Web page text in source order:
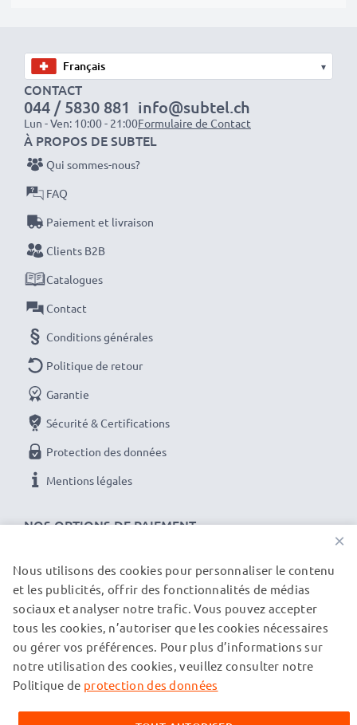
secondaires, de secours, de rechange, de réserve ou
supplémentaires pour les professionnels et les
amateurs.
Optez pour CELLONIC et ne faites aucun compromis
sur la qualité. Passez votre commande dès maintenant
!
▾
CONTACT
044 / 5830 881
Lun - Ven: 10:00 - 21:00
info@subtel.ch
Formulaire de Contact
NOS OPTIONS DE PAIEMENT
À PROPOS DE SUBTEL
Qui sommes-nous?
FAQ
Paiement et livraison
Clients B2B
Catalogues
Contact
Conditions générales
Politique de retour
Garantie
Sécurité & Certifications
Protection des données
Mentions légales
NOS PARTENAIRES DE LIVRAISON
© subtel.ch 2026
Tous les prix incluent la TVA et excluent les frais de port.
Veuillez noter que toutes les marques citées sont des
mentionnées sur nos pages web uniquement pour fournir des
×
Nous utilisons des cookies pour personnaliser le contenu
et les publicités, offrir des fonctionnalités de médias
sociaux et analyser notre trafic. Vous pouvez accepter
tous les cookies, n’autoriser que les cookies nécessaires
ou gérer vos préférences. Pour plus d’informations sur
notre utilisation des cookies, veuillez consulter notre
Politique de protection des données